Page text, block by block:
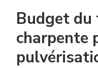
Budget
charpente